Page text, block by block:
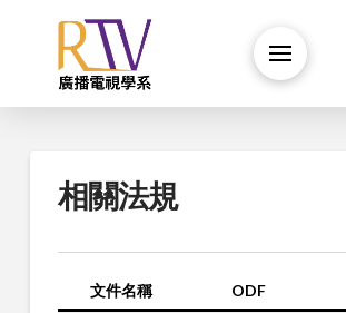
相關法規
文件名稱 ODF